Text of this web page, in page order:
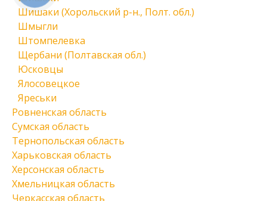
Шишаки (Хорольский р-н., Полт. обл.)
Шмыгли
Штомпелевка
Щербани (Полтавская обл.)
Юсковцы
Ялосовецкое
Яреськи
Ровненская область
Сумская область
Тернопольская область
Харьковская область
Херсонская область
Хмельницкая область
Черкасская область